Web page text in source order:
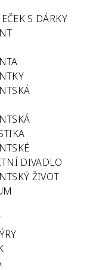
S DÁRKY
DIVADLO
ŽIVOT